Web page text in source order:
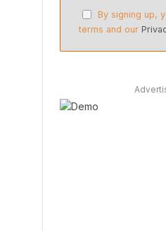
By signing up,
terms and our